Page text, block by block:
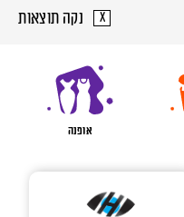
x נקה תוצאות
אופנה